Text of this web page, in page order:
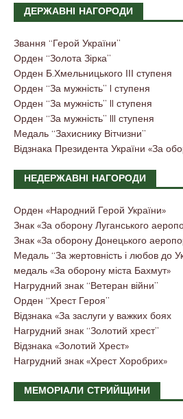
ДЕРЖАВНІ НАГОРОДИ
Звання “Герой України”
Орден “Золота Зірка”
Орден Б.Хмельницького ІІІ ступеня
Орден “За мужність” I ступеня
Орден “За мужність” II ступеня
Орден “За мужність” III ступеня
Медаль “Захиснику Вітчизни”
Відзнака Президента України «За
НЕДЕРЖАВНІ НАГОРОДИ
Орден «Народний Герой України»
Знак «За оборону Луганського
Знак «За оборону Донецького
Медаль “За жертовність і любов до
медаль «За оборону міста Бахмут»
Нагрудний знак “Ветеран війни”
Орден “Хрест Героя”
Відзнака «За заслуги у важких боях
Нагрудний знак “Золотий хрест”
Відзнака «Золотий Хрест»
Нагрудний знак «Хрест Хоробрих»
МЕМОРІАЛИ СТРИЙЩИНИ